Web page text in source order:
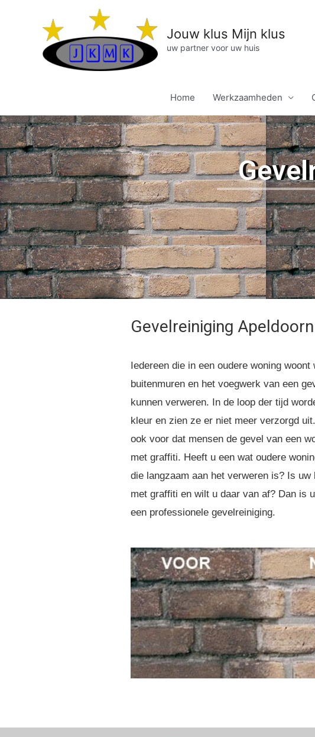
Jouw klus Mijn klus
uw partner voor uw huis
Home Werkzaamheden
Gevelreiniging Apeldoorn
Iedereen die in een oudere woning woont
buitenmuren en het voegwerk van een
kunnen verweren. In de loop der tijd
kleur en zien ze er niet meer verzorgd
ook voor dat mensen de gevel van een
met graffiti. Heeft u een wat oudere
die langzaam aan het verweren is? Is uw
met graffiti en wilt u daar van af? Dan is
een professionele gevelreiniging.